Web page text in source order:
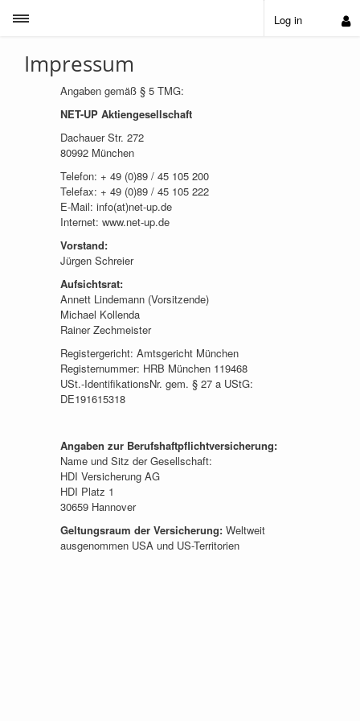
Toggle sidebar
Log in
Impressum
Angaben gemäß § 5 TMG:
NET-UP Aktiengesellschaft
Dachauer Str. 272
80992 München
Telefon: + 49 (0)89 / 45 105 200
Telefax: + 49 (0)89 / 45 105 222
E-Mail: info(at)net-up.de
Internet: www.net-up.de
Vorstand:
Jürgen Schreier
Aufsichtsrat:
Annett Lindemann (Vorsitzende)
Michael Kollenda
Rainer Zechmeister
Registergericht: Amtsgericht München
Registernummer: HRB München 119468
USt.-IdentifikationsNr. gem. § 27 a UStG:
DE191615318
Angaben zur Berufshaftpflichtversicherung:
Name und Sitz der Gesellschaft:
HDI Versicherung AG
HDI Platz 1
30659 Hannover
Geltungsraum der Versicherung: Weltweit
ausgenommen USA und US-Territorien